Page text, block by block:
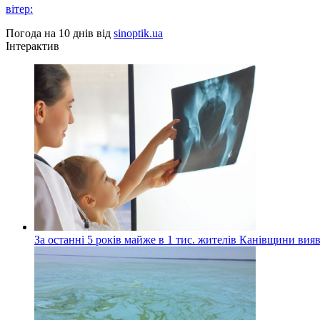
вітер:
Погода на 10 днів від sinoptik.ua
Інтерактив
За останні 5 років майже в 1 тис. жителів Канівщини